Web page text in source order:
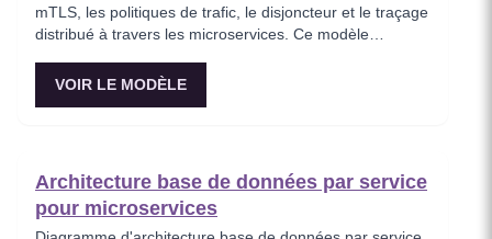
mTLS, les politiques de trafic, le disjoncteur et le traçage
distribué à travers les microservices. Ce modèle
préoccupations réseau du code applicatif, permettant
VOIR LE MODÈLE
Architecture base de données par service
pour microservices